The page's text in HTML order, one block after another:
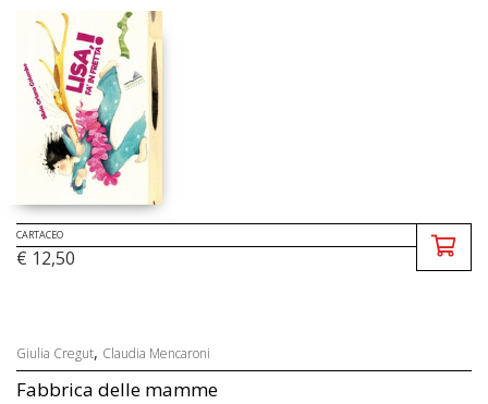
CARTACEO
€ 12,50
Giulia Cregut, Claudia Mencaroni
Fabbrica delle mamme